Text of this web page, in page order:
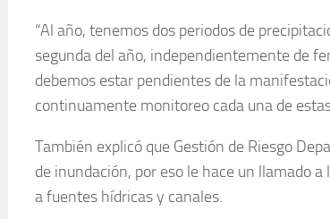
“Al año, tenemos dos periodos de
segunda del año, independientemente de
debemos estar pendientes de la
continuamente monitoreo cada una de
También explicó que Gestión de Riesgo
de inundación, por eso le hace un llamado
a fuentes hídricas y canales.